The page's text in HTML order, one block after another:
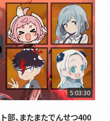
5:03:30
ト部、またまたでんせつ400